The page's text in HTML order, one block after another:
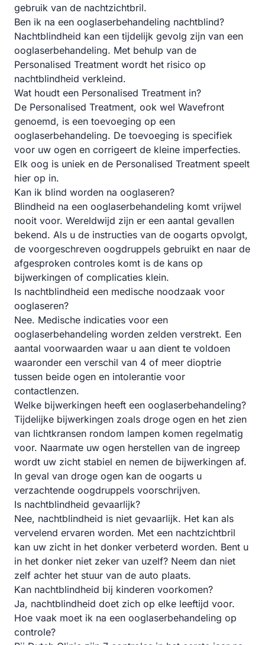
gebruik van de nachtzichtbril.
Ben ik na een ooglaserbehandeling nachtblind?
Nachtblindheid kan een tijdelijk gevolg zijn van een
ooglaserbehandeling. Met behulp van de
Personalised Treatment wordt het risico op
nachtblindheid verkleind.
Wat houdt een Personalised Treatment in?
De Personalised Treatment, ook wel Wavefront
genoemd, is een toevoeging op een
ooglaserbehandeling. De toevoeging is specifiek
voor uw ogen en corrigeert de kleine imperfecties.
Elk oog is uniek en de Personalised Treatment speelt
hier op in.
Kan ik blind worden na ooglaseren?
Blindheid na een ooglaserbehandeling komt vrijwel
nooit voor. Wereldwijd zijn er een aantal gevallen
bekend. Als u de instructies van de oogarts opvolgt,
de voorgeschreven oogdruppels gebruikt en naar de
afgesproken controles komt is de kans op
bijwerkingen of complicaties klein.
Is nachtblindheid een medische noodzaak voor
ooglaseren?
Nee. Medische indicaties voor een
ooglaserbehandeling worden zelden verstrekt. Een
aantal voorwaarden waar u aan dient te voldoen
waaronder een verschil van 4 of meer dioptrie
tussen beide ogen en intolerantie voor
contactlenzen.
Welke bijwerkingen heeft een ooglaserbehandeling?
Tijdelijke bijwerkingen zoals droge ogen en het zien
van lichtkransen rondom lampen komen regelmatig
voor. Naarmate uw ogen herstellen van de ingreep
wordt uw zicht stabiel en nemen de bijwerkingen af.
In geval van droge ogen kan de oogarts u
verzachtende oogdruppels voorschrijven.
Is nachtblindheid gevaarlijk?
Nee, nachtblindheid is niet gevaarlijk. Het kan als
vervelend ervaren worden. Met een nachtzichtbril
kan uw zicht in het donker verbeterd worden. Bent u
in het donker niet zeker van uzelf? Neem dan niet
zelf achter het stuur van de auto plaats.
Kan nachtblindheid bij kinderen voorkomen?
Ja, nachtblindheid doet zich op elke leeftijd voor.
Hoe vaak moet ik na een ooglaserbehandeling op
controle?